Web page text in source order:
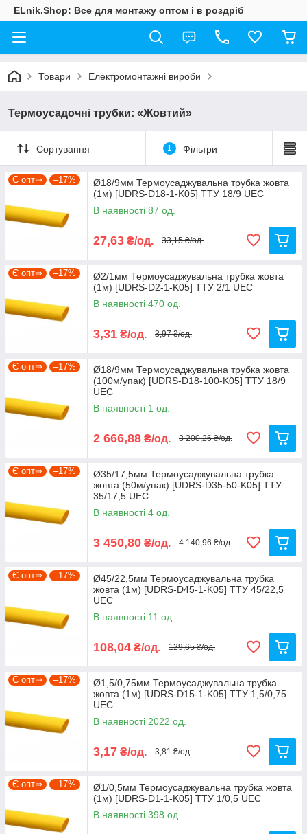
ELnik.Shop: Все для монтажу оптом і в роздріб
Товари Електромонтажні вироби
Термоусадочні трубки: «Жовтий»
Сортування 1 Фільтри
Є опт⇒ –17%
Ø18/9мм Термоусаджувальна трубка жовта
(1м) [UDRS-D18-1-K05] ТТУ 18/9 UEC
В наявності 87 од.
27,63 ₴/од. 33,15 ₴/од.
Є опт⇒ –17%
Ø2/1мм Термоусаджувальна трубка жовта
(1м) [UDRS-D2-1-K05] ТТУ 2/1 UEC
В наявності 470 од.
3,31 ₴/од. 3,97 ₴/од.
Є опт⇒ –17%
Ø18/9мм Термоусаджувальна трубка жовта
(100м/упак) [UDRS-D18-100-K05] ТТУ 18/9
UEC
В наявності 1 од.
2 666,88 ₴/од. 3 200,26 ₴/од.
Є опт⇒ –17%
Ø35/17,5мм Термоусаджувальна трубка
жовта (50м/упак) [UDRS-D35-50-K05] ТТУ
35/17,5 UEC
В наявності 4 од.
3 450,80 ₴/од. 4 140,96 ₴/од.
Є опт⇒ –17%
Ø45/22,5мм Термоусаджувальна трубка
жовта (1м) [UDRS-D45-1-K05] ТТУ 45/22,5
UEC
В наявності 11 од.
108,04 ₴/од. 129,65 ₴/од.
Є опт⇒ –17%
Ø1,5/0,75мм Термоусаджувальна трубка
жовта (1м) [UDRS-D15-1-K05] ТТУ 1,5/0,75
UEC
В наявності 2022 од.
3,17 ₴/од. 3,81 ₴/од.
Є опт⇒ –17%
Ø1/0,5мм Термоусаджувальна трубка жовта
(1м) [UDRS-D1-1-K05] ТТУ 1/0,5 UEC
В наявності 398 од.